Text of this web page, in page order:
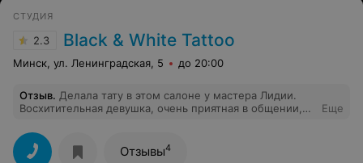
СТУДИЯ
2.3 Black & White Tattoo
Минск, ул. Ленинградская, 5 до 20:00
Отзыв. Делала тату в этом салоне у мастера Лидии.
Восхитительная девушка, очень приятная в общении,
боли и других неприятностей с ней не ощущалось.
Татуировка выполнена в соответствии со всеми моими
желаниями. Период заживления прошел быстро. Если
Еще
Отзывы4